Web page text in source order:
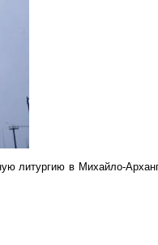
литургию в Михайло-